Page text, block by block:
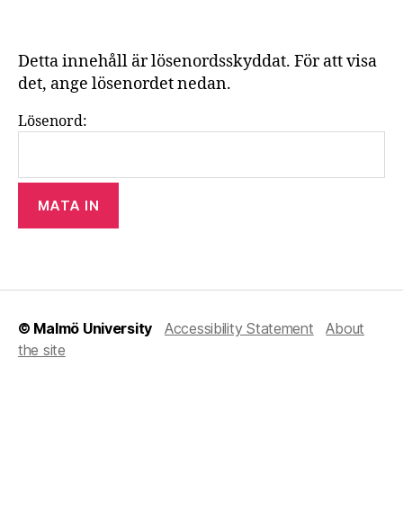
Detta innehåll är lösenordsskyddat. För att visa
det, ange lösenordet nedan.
Lösenord:
© Malmö University Accessibility Statement
About
the site